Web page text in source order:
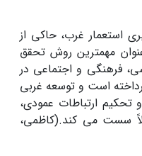
استعمار غرب، حاکی از
مهمترین روش تحقق
فرهنگی و اجتماعی در
است و توسعه غربی
تحکیم ارتباطات عمودی،
سست می کند.(کاظمی،